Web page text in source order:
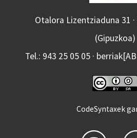
Otalora Lizentziaduna 31
(Gipuzkoa)
Tel.: 943 25 05 05 ·
CodeSyntaxek